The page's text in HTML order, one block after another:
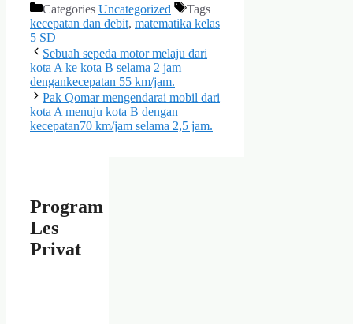
Categories Uncategorized
Tags
kecepatan dan debit, matematika kelas
5 SD
Sebuah sepeda motor melaju dari
kota A ke kota B selama 2 jam
dengankecepatan 55 km/jam.
Pak Qomar mengendarai mobil dari
kota A menuju kota B dengan
kecepatan70 km/jam selama 2,5 jam.
Program
Les
Privat